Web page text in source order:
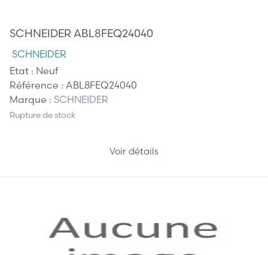
SCHNEIDER ABL8FEQ24040
SCHNEIDER
Etat : Neuf
Référence : ABL8FEQ24040
Marque : SCHNEIDER
Rupture de stock
Voir détails